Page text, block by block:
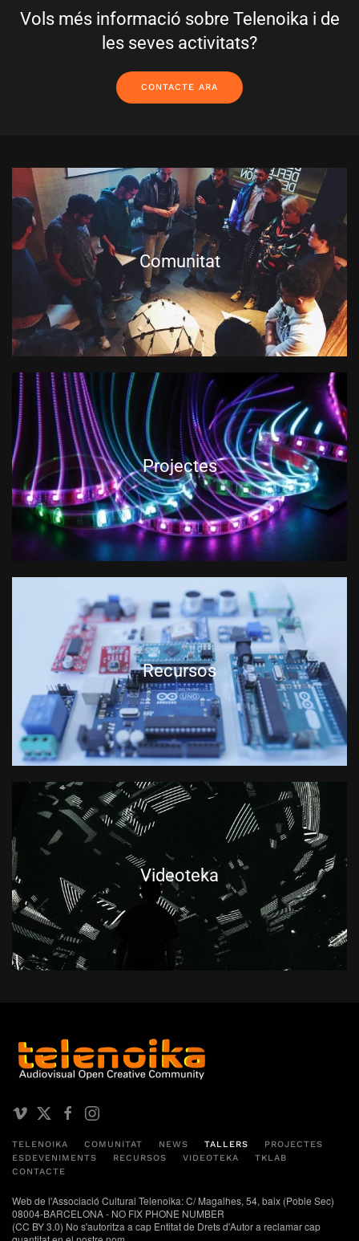
Vols més informació sobre Telenoika i de
les seves activitats?
CONTACTE ARA
Comunitat
Projectes
Recursos
Videoteka
TELENOIKA COMUNITAT NEWS TALLERS
PROJECTES
ESDEVENIMENTS
RECURSOS VIDEOTEKA
TKLAB
CONTACTE
Web de l'Associació Cultural Telenoika: C/ Magalhes, 54, baix (Poble Sec)
08004-BARCELONA - NO FIX PHONE NUMBER
(CC BY 3.0) No s'autoritza a cap Entitat de Drets d'Autor a reclamar cap